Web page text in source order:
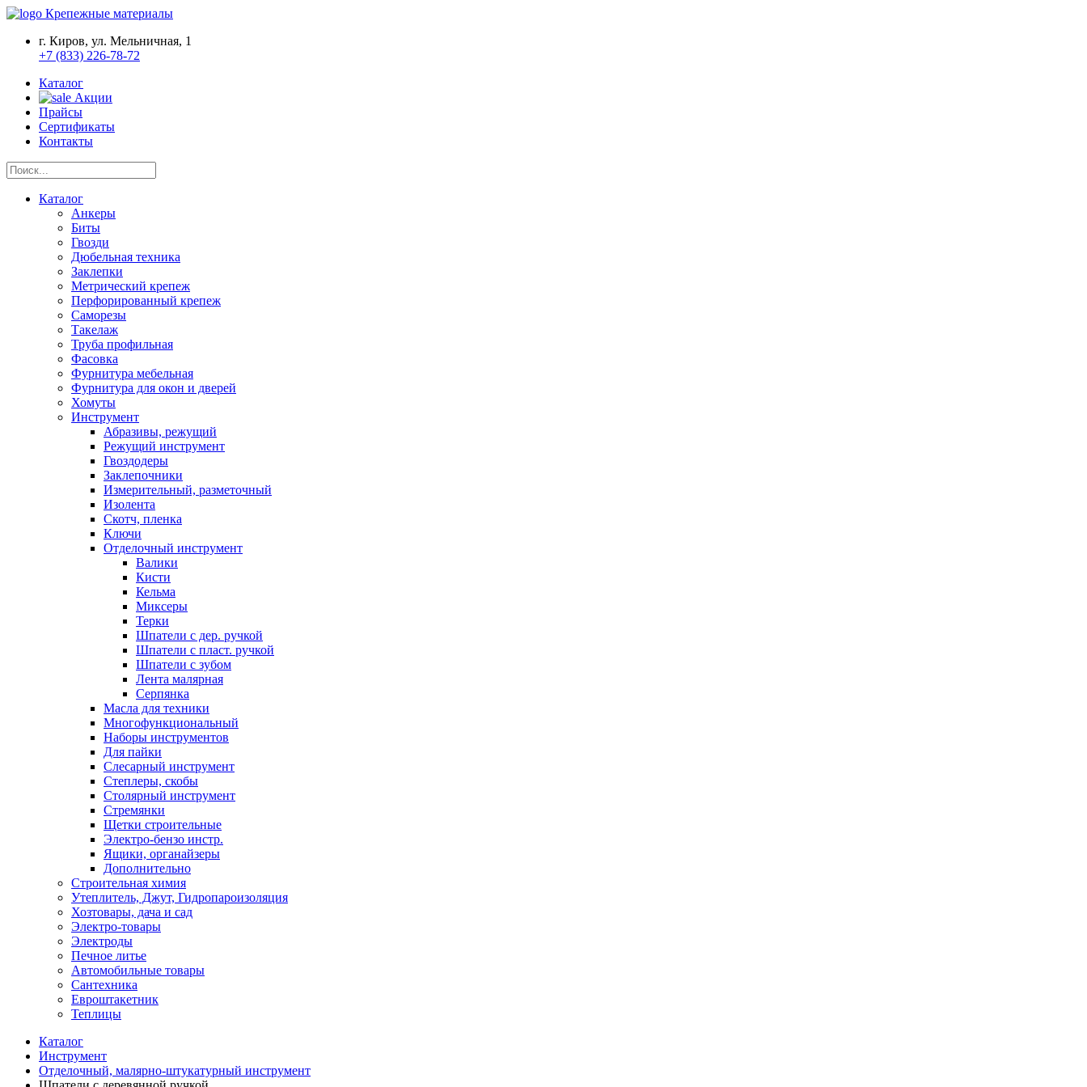
Крепежные материалы
г. Киров, ул. Мельничная, 1
+7 (833) 226-78-72
Каталог
Акции
Прайсы
Сертификаты
Контакты
Каталог
Анкеры
Биты
Гвозди
Дюбельная техника
Заклепки
Метрический крепеж
Перфорированный крепеж
Саморезы
Такелаж
Труба профильная
Фасовка
Фурнитура мебельная
Фурнитура для окон и дверей
Хомуты
Инструмент
Абразивы, режущий
Режущий инструмент
Гвоздодеры
Заклепочники
Измерительный, разметочный
Изолента
Скотч, пленка
Ключи
Отделочный инструмент
Валики
Кисти
Кельма
Миксеры
Терки
Шпатели с дер. ручкой
Шпатели с пласт. ручкой
Шпатели с зубом
Лента малярная
Серпянка
Масла для техники
Многофункциональный
Наборы инструментов
Для пайки
Слесарный инструмент
Степлеры, скобы
Столярный инструмент
Стремянки
Щетки строительные
Электро-бензо инстр.
Ящики, органайзеры
Дополнительно
Строительная химия
Утеплитель, Джут, Гидропароизоляция
Хозтовары, дача и сад
Электро-товары
Электроды
Печное литье
Автомобильные товары
Сантехника
Евроштакетник
Теплицы
Каталог
Инструмент
Отделочный, малярно-штукатурный инструмент